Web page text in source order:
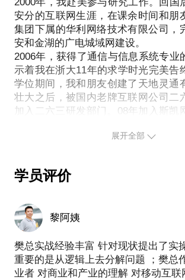
到1，我的经验足够多；
如果你来自已经完成A、B轮融资的企
络，从1到10，见证了它发展壮大、
路，我想我也可以给你提供现阶段所需
如果你对创业公司的管理经营有疑惑
联网公司里所有部门的工作流程，也
绩，你的问题，我能够解答。
安分的互联网生涯，在课余时间和朋
集团下属的华利网络技术有限公司，
安和金湖的广电城域网建设。
2006年，获得了通信与信息系统专业
示着我在浙大11年的求学时光完美告
学位期间，我和朋友创建了天地灵通
壮大之后，被国内老牌互联网公司二
加入二六三研发部门。08年加入斯凯
司的上市过程。10年上市之后带网络
目前，我在铜板街任职COO，沉浸于
这些年来在互联网的浪潮里闯荡得
享，希望能够帮助更多有能力、有才
展开全部
学员评价
黎阿姨
樊总实战经验丰富 针对现状提出了实
重要的是从逻辑上去分解问题 ；樊总
业者 对商业和产业的理解 对移动互联